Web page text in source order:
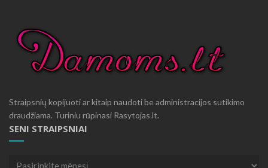
Straipsnių kopijuoti ar kitaip naudoti be administracijos sutikimo
draudžiama. Turiniu rūpinasi Rasytojas.lt.
SENI STRAIPSNIAI
Seni